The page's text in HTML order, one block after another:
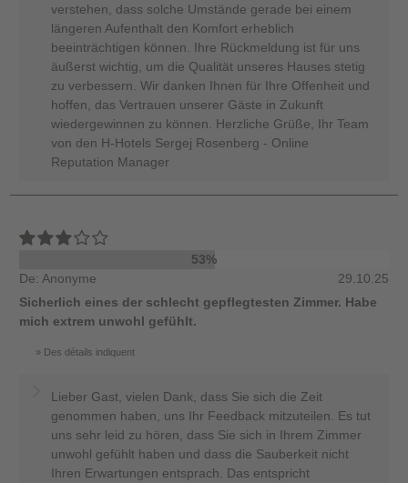
verstehen, dass solche Umstände gerade bei einem
längeren Aufenthalt den Komfort erheblich
beeinträchtigen können. Ihre Rückmeldung ist für uns
äußerst wichtig, um die Qualität unseres Hauses stetig
zu verbessern. Wir danken Ihnen für Ihre Offenheit und
hoffen, das Vertrauen unserer Gäste in Zukunft
wiedergewinnen zu können. Herzliche Grüße, Ihr Team
von den H-Hotels Sergej Rosenberg - Online
Reputation Manager
53%
De: Anonyme
29.10.25
Sicherlich eines der schlecht gepflegtesten Zimmer. Habe
mich extrem unwohl gefühlt.
Des détails indiquent
Lieber Gast, vielen Dank, dass Sie sich die Zeit
genommen haben, uns Ihr Feedback mitzuteilen. Es tut
uns sehr leid zu hören, dass Sie sich in Ihrem Zimmer
unwohl gefühlt haben und dass die Sauberkeit nicht
Ihren Erwartungen entsprach. Das entspricht